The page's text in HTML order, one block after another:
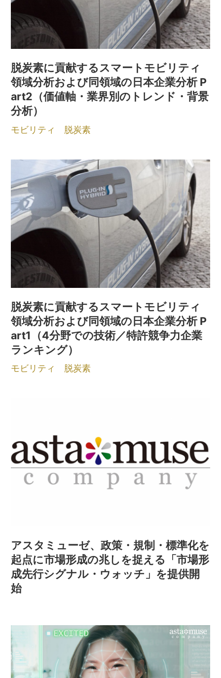
脱炭素に貢献するスマートモビリティ
領域分析および同領域の日本企業分析 P
art2（価値軸・業界別のトレンド・背景
分析）
モビリティ 脱炭素
脱炭素に貢献するスマートモビリティ
領域分析および同領域の日本企業分析 P
art1（4分野での技術／特許競争力企業
ランキング）
モビリティ 脱炭素
アスタミューゼ、政策・規制・標準化を
起点に市場形成の兆しを捉える「市場形
成先行シグナル・ウォッチ」を提供開
始